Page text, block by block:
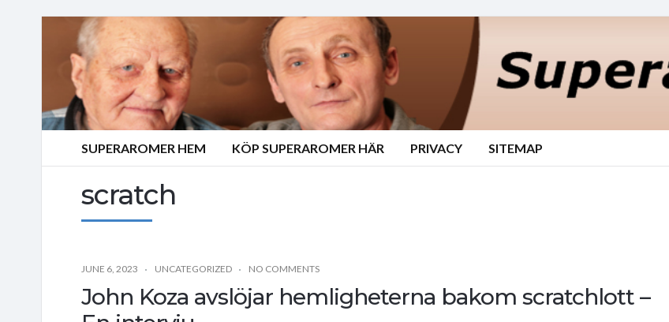
SUPERAROMER HEM KÖP SUPERAROMER HÄR PRIVACY SITEMAP
scratch
JUNE 6, 2023 UNCATEGORIZED NO COMMENTS
John Koza avslöjar hemligheterna bakom scratchlott –